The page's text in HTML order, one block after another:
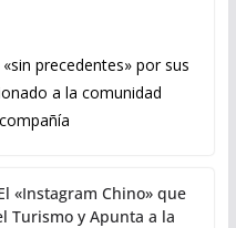
precedentes» por sus
a la comunidad
«Instagram Chino» que
Turismo y Apunta a la